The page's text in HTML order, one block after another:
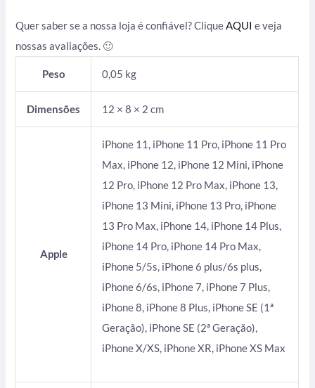
Quer saber se a nossa loja é confiável? CliqueAQUI e veja
nossas avaliações. 🙂
Peso 0,05 kg
Dimensões 12 × 8 × 2 cm
Apple
iPhone 11, iPhone 11 Pro, iPhone 11 Pro
Max, iPhone 12, iPhone 12 Mini, iPhone
12 Pro, iPhone 12 Pro Max, iPhone 13,
iPhone 13 Mini, iPhone 13 Pro, iPhone
13 Pro Max, iPhone 14, iPhone 14 Plus,
iPhone 14 Pro, iPhone 14 Pro Max,
iPhone 5/5s, iPhone 6 plus/6s plus,
iPhone 6/6s, iPhone 7, iPhone 7 Plus,
iPhone 8, iPhone 8 Plus, iPhone SE (1ª
Geração), iPhone SE (2ª Geração),
iPhone X/XS, iPhone XR, iPhone XS Max